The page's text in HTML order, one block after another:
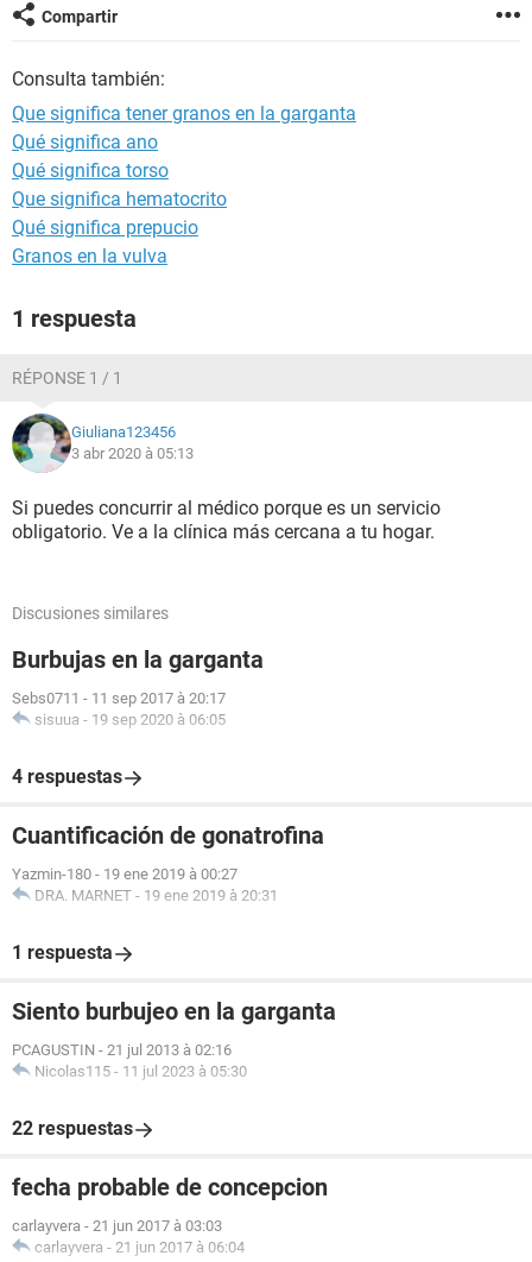
Compartir
Consulta también:
Que significa tener granos en la garganta
Qué significa ano
Qué significa torso
Que significa hematocrito
Qué significa prepucio
Granos en la vulva
1 respuesta
RÉPONSE 1 / 1
Giuliana123456
3 abr 2020 à 05:13
Si puedes concurrir al médico porque es un servicio
obligatorio. Ve a la clínica más cercana a tu hogar.
Discusiones similares
Burbujas en la garganta
Sebs0711 - 11 sep 2017 à 20:17
sisuua - 19 sep 2020 à 06:05
4 respuestas
Cuantificación de gonatrofina
Yazmin-180 - 19 ene 2019 à 00:27
DRA. MARNET - 19 ene 2019 à 20:31
1 respuesta
Siento burbujeo en la garganta
PCAGUSTIN - 21 jul 2013 à 02:16
Nicolas115 - 11 jul 2023 à 05:30
22 respuestas
fecha probable de concepcion
carlayvera - 21 jun 2017 à 03:03
carlayvera - 21 jun 2017 à 06:04